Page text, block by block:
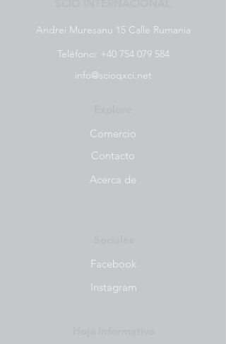
Andrei Muresanu 15 Calle Rumania
Teléfono: +40 754 079 584
info@scioqxci.net
Comercio
Contacto
Acerca de
Facebook
Instagram